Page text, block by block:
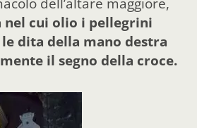
nel cui olio i pellegrini
dita della mano destra
il segno della croce.